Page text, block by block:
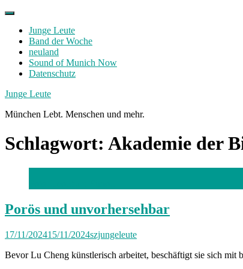
Skip
contentJunge Leute
Band der Woche
neuland
Sound of Munich Now
Datenschutz
Facebook
Twitter
Instagram
Junge Leute
München Lebt. Menschen und mehr.
Schlagwort: Akademie der
Porös und unvorhersehbar
17/11/202415/11/2024szjungeleute
Bevor Lu Cheng künstlerisch arbeitet, beschäftigt sie sich mit